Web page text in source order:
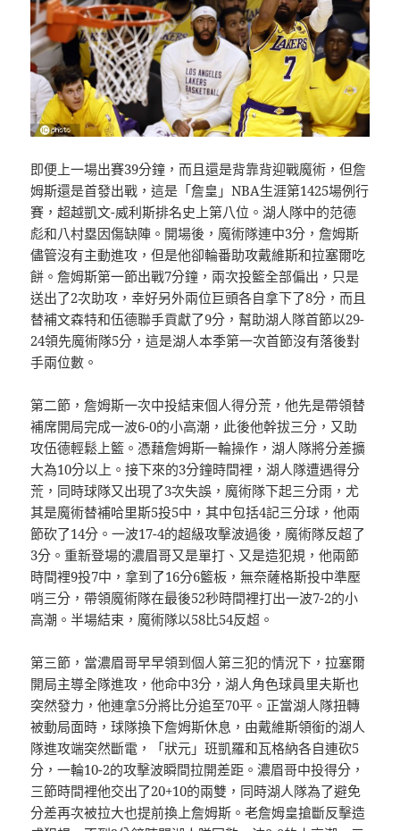
即便上一場出賽39分鐘，而且還是背靠背迎戰魔術，但詹
姆斯還是首發出戰，這是「詹皇」NBA生涯第1425場例行
賽，超越凱文-威利斯排名史上第八位。湖人隊中的范德
彪和八村塁因傷缺陣。開場後，魔術隊連中3分，詹姆斯
儘管沒有主動進攻，但是他卻輪番助攻戴維斯和拉塞爾吃
餅。詹姆斯第一節出戰7分鐘，兩次投籃全部偏出，只是
送出了2次助攻，幸好另外兩位巨頭各自拿下了8分，而且
替補文森特和伍德聯手貢獻了9分，幫助湖人隊首節以29-
24領先魔術隊5分，這是湖人本季第一次首節沒有落後對
手兩位數。
第二節，詹姆斯一次中投結束個人得分荒，他先是帶領替
補席開局完成一波6-0的小高潮，此後他幹拔三分，又助
攻伍德輕鬆上籃。憑藉詹姆斯一輪操作，湖人隊將分差擴
大為10分以上。接下來的3分鐘時間裡，湖人隊遭遇得分
荒，同時球隊又出現了3次失誤，魔術隊下起三分雨，尤
其是魔術替補哈里斯5投5中，其中包括4記三分球，他兩
節砍了14分。一波17-4的超級攻擊波過後，魔術隊反超了
3分。重新登場的濃眉哥又是單打、又是造犯規，他兩節
時間裡9投7中，拿到了16分6籃板，無奈薩格斯投中準壓
哨三分，帶領魔術隊在最後52秒時間裡打出一波7-2的小
高潮。半場結束，魔術隊以58比54反超。
第三節，當濃眉哥早早領到個人第三犯的情況下，拉塞爾
開局主導全隊進攻，他命中3分，湖人角色球員里夫斯也
突然發力，他連拿5分將比分追至70平。正當湖人隊扭轉
被動局面時，球隊換下詹姆斯休息，由戴維斯領銜的湖人
隊進攻端突然斷電，「狀元」班凱羅和瓦格納各自連砍5
分，一輪10-2的攻擊波瞬間拉開差距。濃眉哥中投得分，
三節時間裡他交出了20+10的兩雙，同時湖人隊為了避免
分差再次被拉大也提前換上詹姆斯。老詹姆皇搶斷反擊造